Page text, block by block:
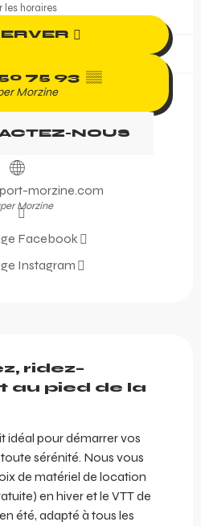
les horaires
75 93 ▒▒
Morzine
NOUS
morzine.com
Morzine
Facebook
Instagram
ridez–
au pied de la
idéal pour démarrer vos
sérénité. Nous vous
de matériel de location
en hiver et le VTT de
été, adapté à tous les